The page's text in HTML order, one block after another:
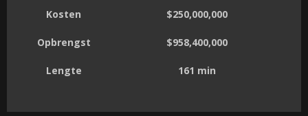
Kosten $250,000,000
Opbrengst $958,400,000
Lengte 161 min